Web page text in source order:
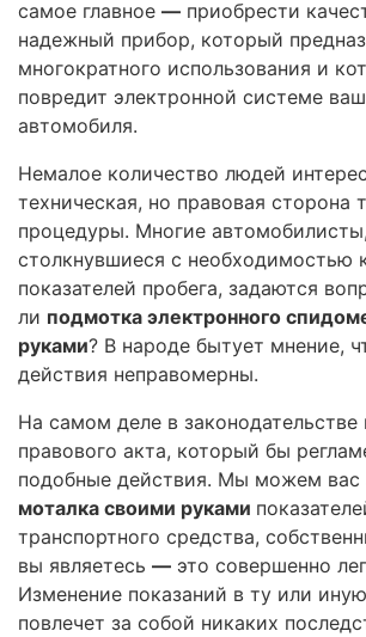
самое главное — приобрести
надежный прибор, который
многократного использования и
повредит электронной системе
автомобиля.
Немалое количество людей
техническая, но правовая сторона
процедуры. Многие автомобилисты,
столкнувшиеся с необходимостью
показателей пробега, задаются
ли подмотка электронного
руками? В народе бытует мнение,
действия неправомерны.
На самом деле в законодательстве
правового акта, который бы
подобные действия. Мы можем вас
моталка своими руками
транспортного средства,
вы являетесь — это совершенно
Изменение показаний в ту или
повлечет за собой никаких